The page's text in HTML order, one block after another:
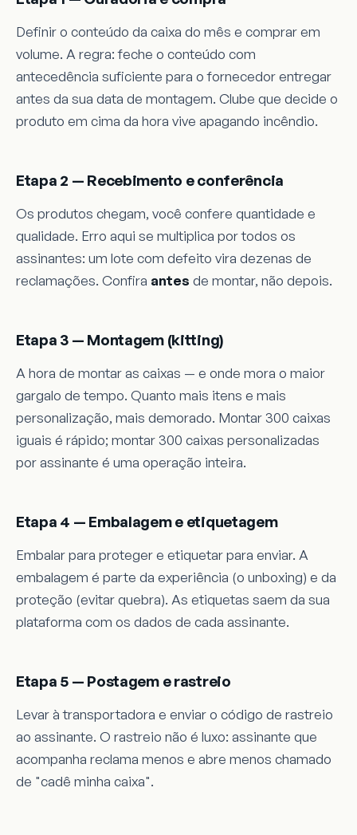
Definir o conteúdo da caixa do mês e comprar em
volume. A regra: feche o conteúdo com
antecedência suficiente para o fornecedor entregar
antes da sua data de montagem. Clube que decide o
produto em cima da hora vive apagando incêndio.
Etapa 2 — Recebimento e conferência
Os produtos chegam, você confere quantidade e
qualidade. Erro aqui se multiplica por todos os
assinantes: um lote com defeito vira dezenas de
reclamações. Confira antes de montar, não depois.
Etapa 3 — Montagem (kitting)
A hora de montar as caixas — e onde mora o maior
gargalo de tempo. Quanto mais itens e mais
personalização, mais demorado. Montar 300 caixas
iguais é rápido; montar 300 caixas personalizadas
por assinante é uma operação inteira.
Etapa 4 — Embalagem e etiquetagem
Embalar para proteger e etiquetar para enviar. A
embalagem é parte da experiência (o unboxing) e da
proteção (evitar quebra). As etiquetas saem da sua
plataforma com os dados de cada assinante.
Etapa 5 — Postagem e rastreio
Levar à transportadora e enviar o código de rastreio
ao assinante. O rastreio não é luxo: assinante que
acompanha reclama menos e abre menos chamado
de "cadê minha caixa".